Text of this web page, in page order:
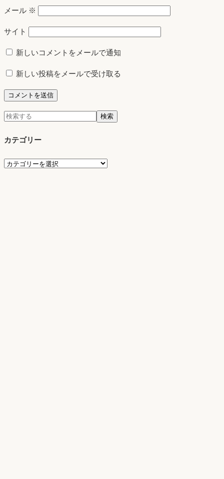
メール ※
サイト
新しいコメントをメールで通知
新しい投稿をメールで受け取る
検
検索
カテゴリー
カ